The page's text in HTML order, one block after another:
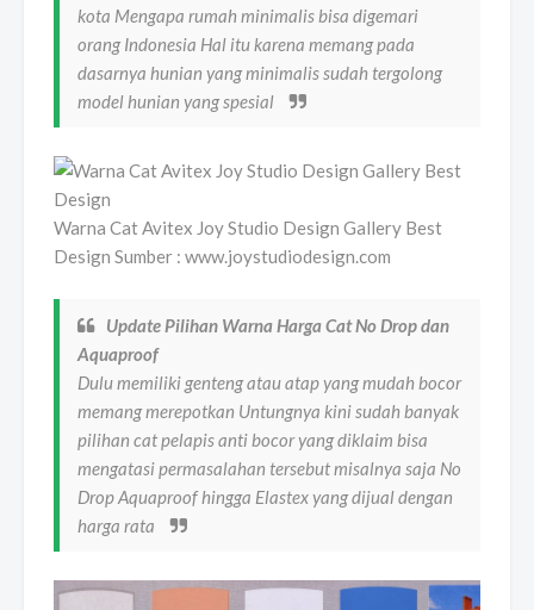
kota Mengapa rumah minimalis bisa digemari
orang Indonesia Hal itu karena memang pada
dasarnya hunian yang minimalis sudah tergolong
model hunian yang spesial
Warna Cat Avitex Joy Studio Design Gallery Best
Design Sumber : www.joystudiodesign.com
Update Pilihan Warna Harga Cat No Drop dan
Aquaproof
Dulu memiliki genteng atau atap yang mudah bocor
memang merepotkan Untungnya kini sudah banyak
pilihan cat pelapis anti bocor yang diklaim bisa
mengatasi permasalahan tersebut misalnya saja No
Drop Aquaproof hingga Elastex yang dijual dengan
harga rata